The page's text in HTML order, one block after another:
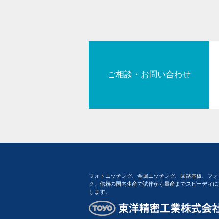
ご相談・お問い合わせ
フォトエッチング、金属エッチング、回路基板、フ
ク、信頼の国内生産で試作から量産までスピーディ
します。